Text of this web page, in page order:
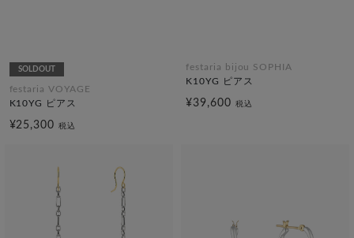
SOLDOUT
festaria VOYAGE
K10YG ピアス
¥25,300税込
festaria bijou SOPHIA
K10YG ピアス
¥39,600 税込